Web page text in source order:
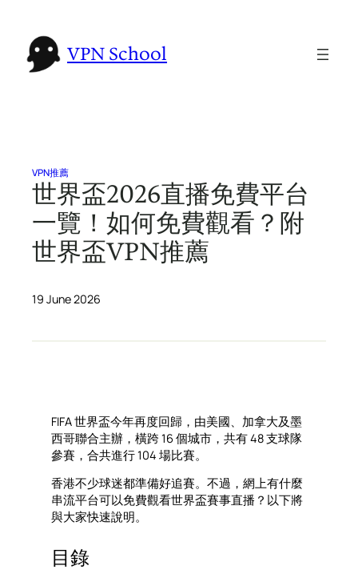
content
VPN School
VPN推薦
世界盃2026直播免費平台
一覽！如何免費觀看？附
世界盃VPN推薦
19 June 2026
FIFA 世界盃今年再度回歸，由美國、加拿大及墨
西哥聯合主辦，橫跨 16 個城市，共有 48 支球隊
參賽，合共進行 104 場比賽。
香港不少球迷都準備好追賽。不過，網上有什麼
串流平台可以免費觀看世界盃賽事直播？以下將
與大家快速說明。
目錄